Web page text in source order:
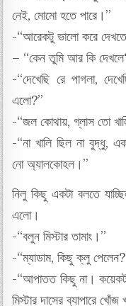
নেই, মোমো হতে পারে।”
-“আরেকটু ভালো করে
– “কেন তুমি আর কি
-“দেখেছি রে পাগলা,
এলো?”
-“জল কোথায়, গ্লাস তো
-“না খালি ছিল না বুদ্ধু,
নো অ্যালকোহল।”
নিলু কিছু একটা বলতে
এলো।
-“বলুন মিস্টার তামাং।”
-“ম্যাডাম, কিছু ক্লু
-“আপাতত কিছু না।
মিস্টার দাসের ব্যাপারে খোঁজ